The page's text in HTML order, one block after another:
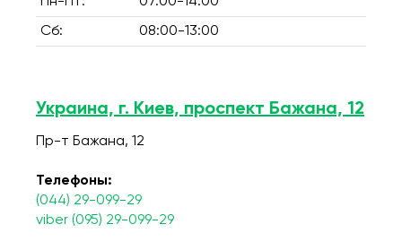
Сб: 08:00-13:00
Украина, г. Киев, проспект Бажана, 12
Пр-т Бажана, 12
Телефоны:
(044) 29-099-29
viber (095) 29-099-29